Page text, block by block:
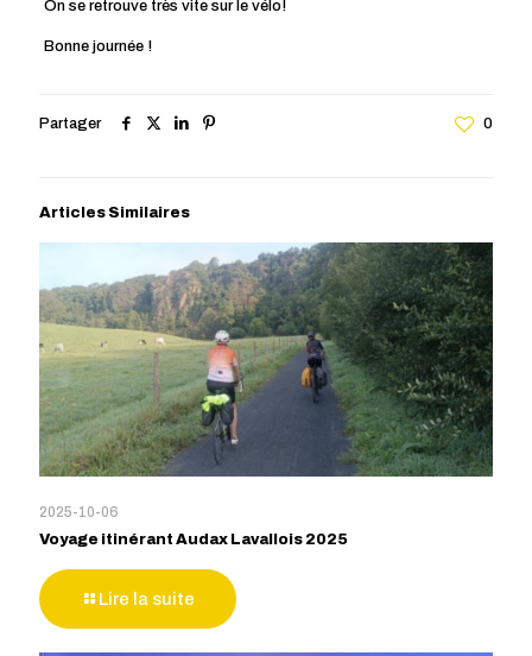
On se retrouve très vite sur le vélo!
Bonne journée !
Partager 0
Articles Similaires
2025-10-06
Voyage itinérant Audax Lavallois 2025
Lire la suite